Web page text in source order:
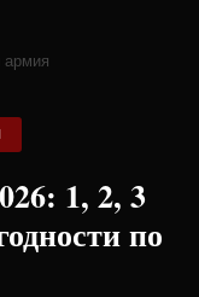
армия
1, 2, 3
по